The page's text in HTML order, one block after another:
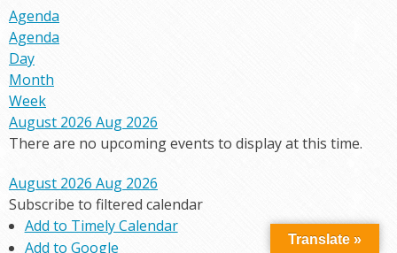
Agenda
Agenda
Day
Month
Week
August 2026 Aug 2026
There are no upcoming events to display at this time.
August 2026 Aug 2026
Subscribe to filtered calendar
Add to Timely Calendar
Add to Google
Translate »